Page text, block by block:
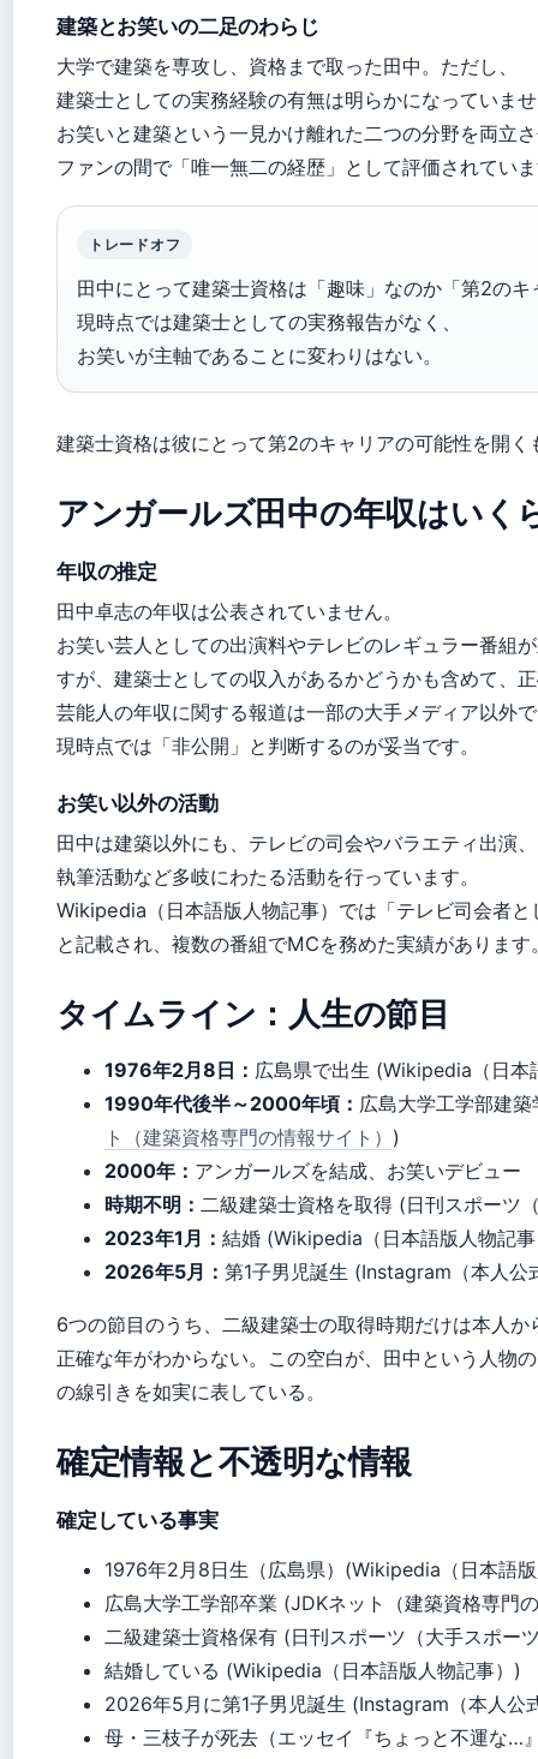
建築とお笑いの二足のわらじ
大学で建築を専攻し、資格まで取った田中。ただし、
建築士としての実務経験の有無は明らかになっていま
お笑いと建築という一見かけ離れた二つの分野を両立
ファンの間で「唯一無二の経歴」として評価されてい
トレードオフ
田中にとって建築士資格は「趣味」なのか「第2の
現時点では建築士としての実務報告がなく、
お笑いが主軸であることに変わりはない。
建築士資格は彼にとって第2のキャリアの可能性を開く
アンガールズ田中の年収はいく
年収の推定
田中卓志の年収は公表されていません。
お笑い芸人としての出演料やテレビのレギュラー番組
すが、建築士としての収入があるかどうかも含めて、
芸能人の年収に関する報道は一部の大手メディア以外
現時点では「非公開」と判断するのが妥当です。
お笑い以外の活動
田中は建築以外にも、テレビの司会やバラエティ出演、
執筆活動など多岐にわたる活動を行っています。
Wikipedia（日本語版人物記事）では「テレビ司会者と
と記載され、複数の番組でMCを務めた実績があります
タイムライン：人生の節目
1976年2月8日： 広島県で出生 (Wikipedia（日本
1990年代後半～2000年頃： 広島大学工学部建
ト（建築資格専門の情報サイト） )
2000年： アンガールズを結成、お笑いデビュー
時期不明： 二級建築士資格を取得 (日刊スポーツ
2023年1月： 結婚 (Wikipedia（日本語版人物記
2026年5月： 第1子男児誕生 (Instagram（本人公
6つの節目のうち、二級建築士の取得時期だけは本人か
正確な年がわからない。この空白が、田中という人物
の線引きを如実に表している。
確定情報と不透明な情報
確定している事実
1976年2月8日生（広島県）(Wikipedia（日本語
広島大学工学部卒業 (JDKネット（建築資格専門
二級建築士資格保有 (日刊スポーツ（大手スポー
結婚している (Wikipedia（日本語版人物記事）)
2026年5月に第1子男児誕生 (Instagram（本人公
母・三枝子が死去（エッセイ『ちょっと不運な…